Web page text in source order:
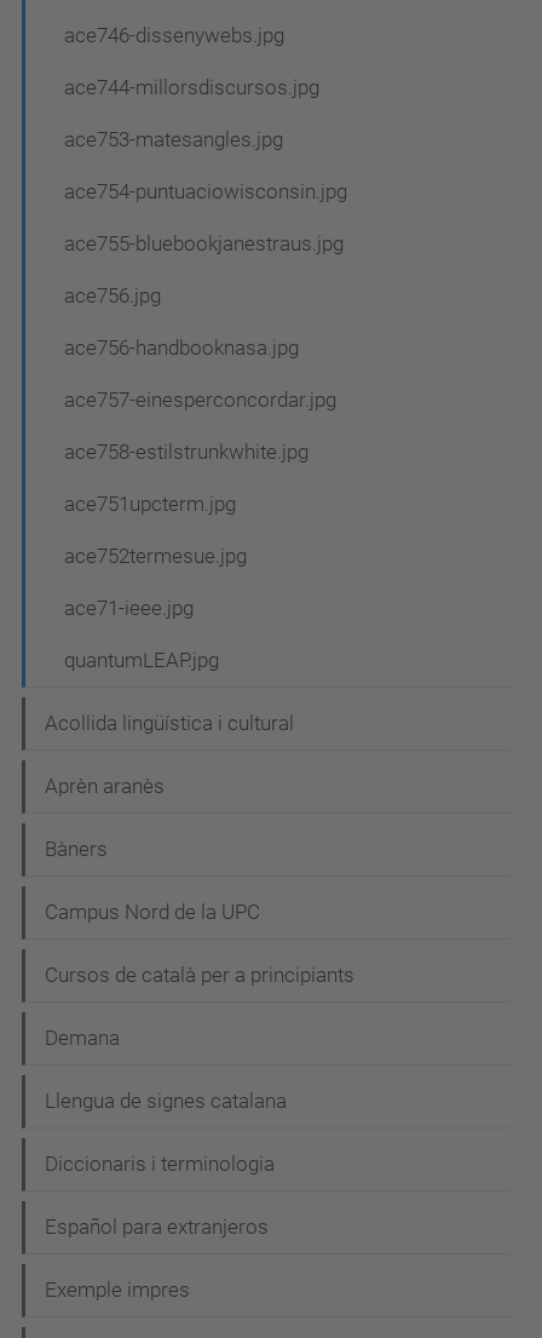
ace746-dissenywebs.jpg
ace744-millorsdiscursos.jpg
ace753-matesangles.jpg
ace754-puntuaciowisconsin.jpg
ace755-bluebookjanestraus.jpg
ace756.jpg
ace756-handbooknasa.jpg
ace757-einesperconcordar.jpg
ace758-estilstrunkwhite.jpg
ace751upcterm.jpg
ace752termesue.jpg
ace71-ieee.jpg
quantumLEAP.jpg
Acollida lingüística i cultural
Aprèn aranès
Bàners
Campus Nord de la UPC
Cursos de català per a principiants
Demana
Llengua de signes catalana
Diccionaris i terminologia
Español para extranjeros
Exemple impres